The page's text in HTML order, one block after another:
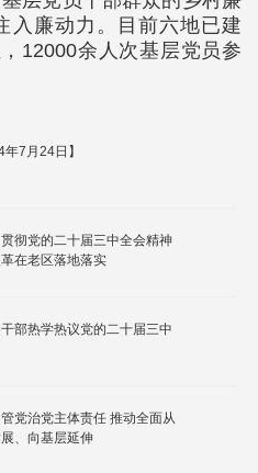
入廉动力。目前六地已建
12000余人次基层党员参
7月24日】
彻党的二十届三中全会精神
在老区落地落实
部热学热议党的二十届三中
党治党主体责任 推动全面从
、向基层延伸